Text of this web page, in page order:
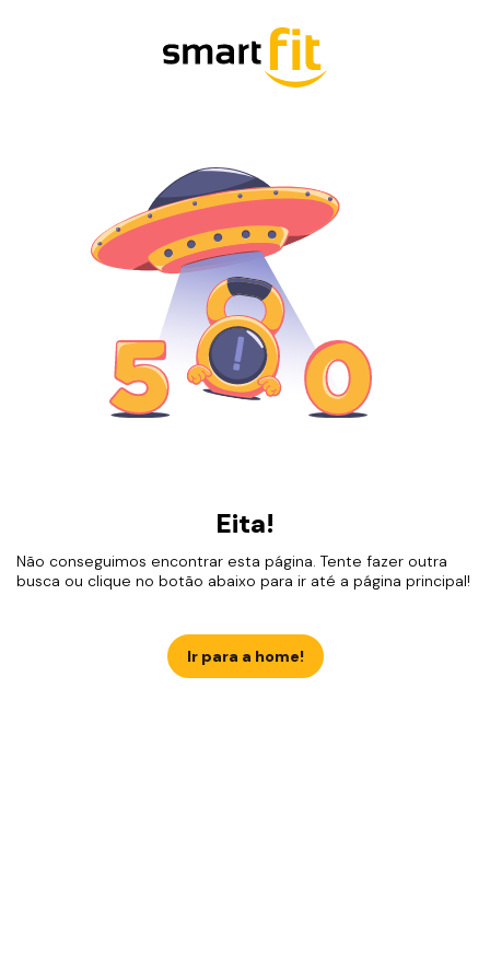
Eita!
Não conseguimos encontrar esta página. Tente fazer outra
busca ou clique no botão abaixo para ir até a página principal!
Ir para a home!